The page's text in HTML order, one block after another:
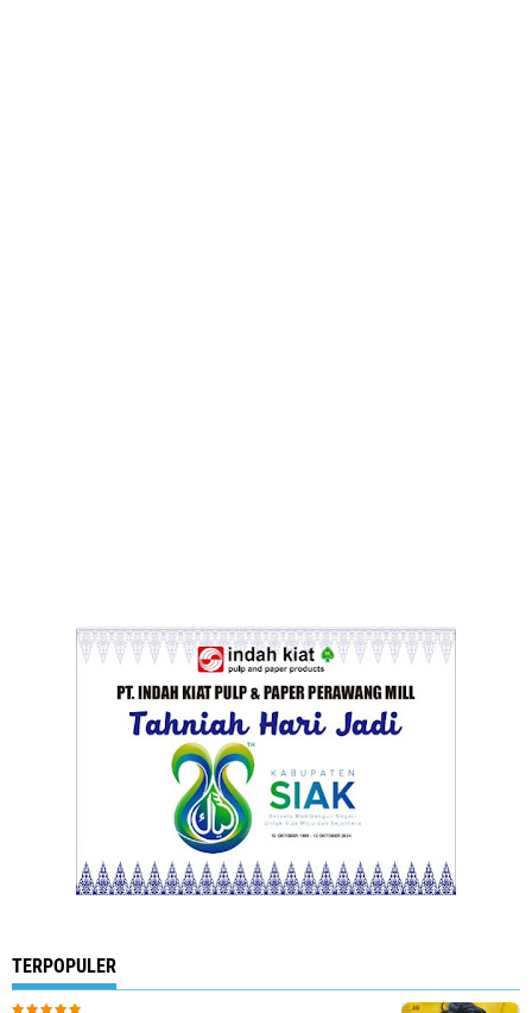
TERPOPULER